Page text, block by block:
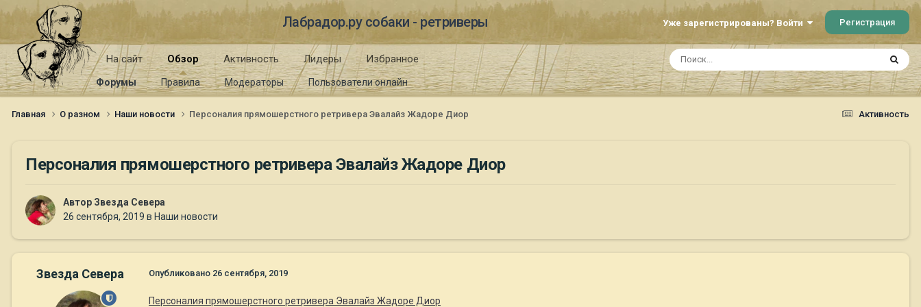
Лабрадор.ру собаки - ретриверы Уже зарегистрированы? Войти Регистрация
На сайт Обзор
Форумы Правила Модераторы Пользователи онлайн
Активность Лидеры Избранное
Активность
Главная О разном Наши новости Персоналия прямошерстного ретривера Эвалайз Жадоре Диор
Персоналия прямошерстного ретривера Эвалайз Жадоре Диор
Автор Звезда Севера
26 сентября, 2019 в Наши новости
Звезда Севера Опубликовано 26 сентября, 2019
Персоналия прямошерстного ретривера Эвалайз Жадоре Диор